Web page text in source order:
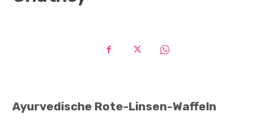
Ayurvedische Rote-Linsen-Waffeln